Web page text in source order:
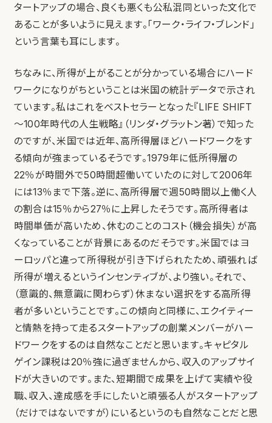
タートアップの場合、良くも悪くも公私混同といった文化で
あることが多いように見えます。「ワーク・ライフ・ブレンド」
という言葉も耳にします。
ちなみに、所得が上がることが分かっている場合にハード
ワークになりがちということは米国の統計データで示され
ています。私はこれをベストセラーとなった『LIFE SHIFT
〜100年時代の人生戦略』（リンダ・グラットン著）で知った
のですが、米国では近年、高所得層ほどハードワークをす
る傾向が強まっているそうです。1979年に低所得層の
22％が時間外で50時間超働いていたのに対して2006年
には13％まで下落。逆に、高所得層で週50時間以上働く人
の割合は15％から27％に上昇したそうです。高所得者は
時間単価が高いため、休むのことのコスト（機会損失）が高
くなっていることが背景にあるのだそうです。米国ではヨ
ーロッパと違って所得税が引き下げられたため、頑張れば
所得が増えるというインセンティブが、より強い。それで、
（意識的、無意識に関わらず）休まない選択をする高所得
者が多いということです。この傾向と同様に、エクイティー
と情熱を持って走るスタートアップの創業メンバーがハー
ドワークをするのは自然なことだと思います。キャピタル
ゲイン課税は20％強に過ぎませんから、収入のアップサイ
ドが大きいのです。また、短期間で成果を上げて実績や役
職、収入、達成感を手にしたいと頑張る人がスタートアップ
（だけではないですが）にいるというのも自然なことだと思